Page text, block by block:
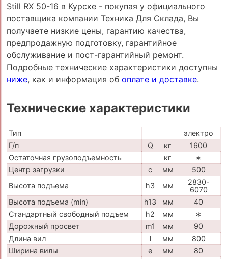
Still RX 50-16 в Курске - покупая у официального
поставщика компании Техника Для Склада, Вы
получаете низкие цены, гарантию качества,
предпродажную подготовку, гарантийное
обслуживание и пост-гарантийный ремонт.
Подробные технические характеристики доступны
ниже, как и информация об оплате и доставке.
Технические характеристики
Тип
электро
Г/п
Q кг
1600
Остаточная грузоподъемность
кг
∗
Центр загрузки
c мм
500
Высота подъема
h3 мм
2830-
6070
Высота подъема (min)
h13 мм
40
Стандартный свободный подъем
h2 мм
∗
Дорожный просвет
m1 мм
90
Длина вил
l мм
800
Ширина вилы
e мм
80